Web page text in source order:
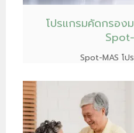
โปรแกรมคัดกรอง
Spot-MAS โ